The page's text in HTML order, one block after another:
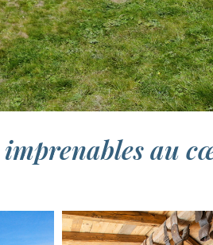
imprenables au